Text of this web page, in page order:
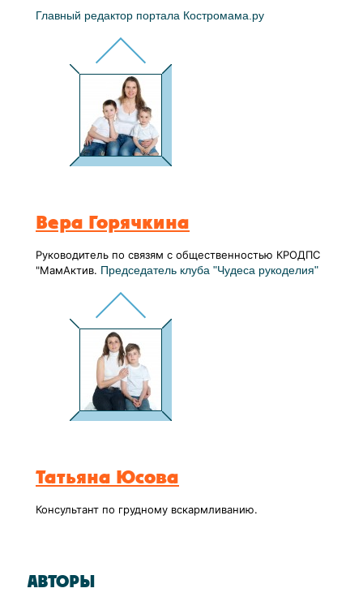
Главный редактор портала Костромама.ру
Вера Горячкина
Руководитель по связям с общественностью КРОДПС
"МамАктив. Председатель клуба "Чудеса рукоделия"
Татьяна Юсова
Консультант по грудному вскармливанию.
АВТОРЫ